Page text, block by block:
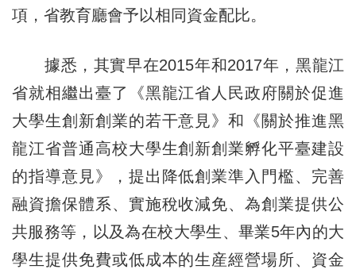
項，省教育廳會予以相同資金配比。
據悉，其實早在2015年和2017年，黑龍江
省就相繼出臺了《黑龍江省人民政府關於促進
大學生創新創業的若干意見》和《關於推進黑
龍江省普通高校大學生創新創業孵化平臺建設
的指導意見》，提出降低創業準入門檻、完善
融資擔保體系、實施稅收減免、為創業提供公
共服務等，以及為在校大學生、畢業5年內的大
學生提供免費或低成本的生産經營場所、資金